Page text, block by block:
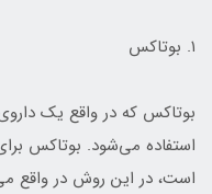
۱. بوتاکس
بوتاکس که در واقع یک
استفاده می‌شود. بوتاکس
است، در این روش در واقع